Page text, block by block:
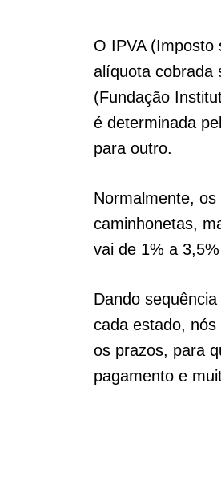
O IPVA (Imposto
alíquota cobrada
(Fundação
é determinada
para outro.
Normalmente,
caminhonetas,
vai de 1% a
Dando
cada estado,
os prazos, para
pagamento e